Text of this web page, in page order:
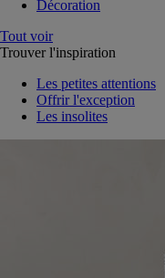
Décoration
Tout voir
Trouver l'inspiration
Les petites attentions
Offrir l'exception
Les insolites